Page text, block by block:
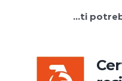
…ti